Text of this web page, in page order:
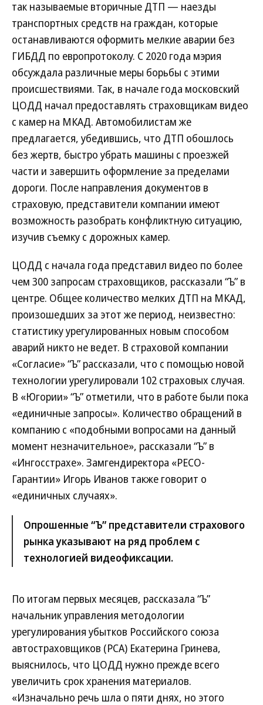
так называемые вторичные ДТП — наезды
транспортных средств на граждан, которые
останавливаются оформить мелкие аварии без
ГИБДД по европротоколу. С 2020 года мэрия
обсуждала различные меры борьбы с этими
происшествиями. Так, в начале года московский
ЦОДД начал предоставлять страховщикам видео
с камер на МКАД. Автомобилистам же
предлагается, убедившись, что ДТП обошлось
без жертв, быстро убрать машины с проезжей
части и завершить оформление за пределами
дороги. После направления документов в
страховую, представители компании имеют
возможность разобрать конфликтную ситуацию,
изучив съемку с дорожных камер.
ЦОДД с начала года представил видео по более
чем 300 запросам страховщиков, рассказали “Ъ” в
центре. Общее количество мелких ДТП на МКАД,
произошедших за этот же период, неизвестно:
статистику урегулированных новым способом
аварий никто не ведет. В страховой компании
«Согласие» “Ъ” рассказали, что с помощью новой
технологии урегулировали 102 страховых случая.
В «Югории» “Ъ” отметили, что в работе были пока
«единичные запросы». Количество обращений в
компанию с «подобными вопросами на данный
момент незначительное», рассказали “Ъ” в
«Ингосстрахе». Замгендиректора «РЕСО-
Гарантии» Игорь Иванов также говорит о
«единичных случаях».
Опрошенные “Ъ” представители страхового
рынка указывают на ряд проблем с
технологией видеофиксации.
По итогам первых месяцев, рассказала “Ъ”
начальник управления методологии
урегулирования убытков Российского союза
автостраховщиков (РСА) Екатерина Гринева,
выяснилось, что ЦОДД нужно прежде всего
увеличить срок хранения материалов.
«Изначально речь шла о пяти днях, но этого